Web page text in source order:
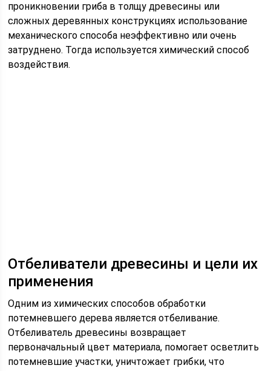
проникновении гриба в толщу древесины или
сложных деревянных конструкциях использование
механического способа неэффективно или очень
затруднено. Тогда используется химический способ
воздействия.
Отбеливатели древесины и цели их
применения
Одним из химических способов обработки
потемневшего дерева является отбеливание.
Отбеливатель древесины возвращает
первоначальный цвет материала, помогает осветлить
потемневшие участки, уничтожает грибки, что